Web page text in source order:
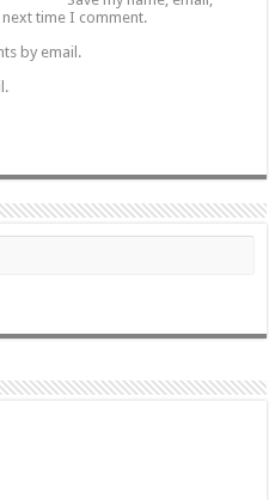
time I comment.
by email.